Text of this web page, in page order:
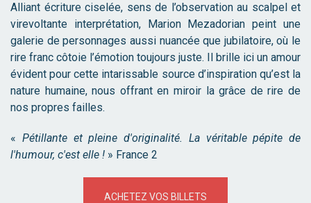
Alliant écriture ciselée, sens de l’observation au scalpel et
virevoltante interprétation, Marion Mezadorian peint une
galerie de personnages aussi nuancée que jubilatoire, où le
rire franc côtoie l’émotion toujours juste. Il brille ici un amour
évident pour cette intarissable source d’inspiration qu’est la
nature humaine, nous offrant en miroir la grâce de rire de
nos propres failles.
« Pétillante et pleine d'originalité. La véritable pépite de
l'humour, c'est elle ! » France 2
ACHETEZ VOS BILLETS